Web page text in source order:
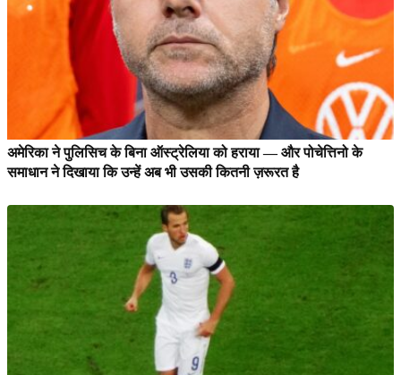
अमेरिका ने पुलिसिच के बिना ऑस्ट्रेलिया को हराया — और पोचेत्तिनो के
समाधान ने दिखाया कि उन्हें अब भी उसकी कितनी ज़रूरत है